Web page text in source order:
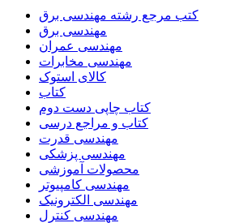
کتب مرجع رشته مهندسی برق
مهندسی برق
مهندسی عمران
مهندسی مخابرات
کالای استوک
کتاب
کتاب چاپی دست دوم
کتاب و مراجع درسی
مهندسی قدرت
مهندسی پزشکی
محصولات آموزشی
مهندسی کامپیوتر
مهندسی الکترونیک
مهندسی کنترل